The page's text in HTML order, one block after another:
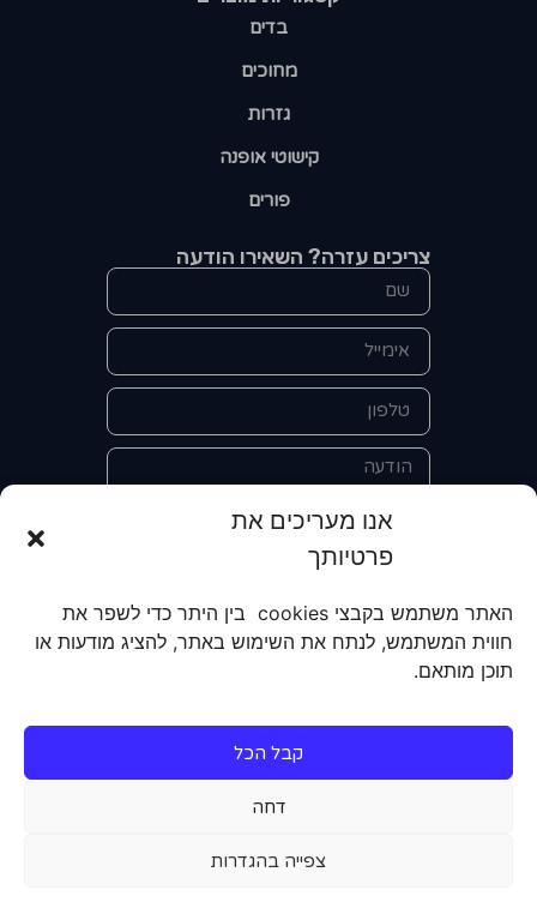
אנו מעריכים את
פרטיותך
האתר משתמש בקבצי cookies בין היתר כדי לשפר את
חווית המשתמש, לנתח את השימוש באתר, להציג מודעות או
תוכן מותאם.
קבל הכל
דחה
צפייה בהגדרות
בדים
מחוכים
גזרות
קישוטי אופנה
פורים
צריכים עזרה? השאירו הודעה
והשימוש בהם כדי ליצור איתי קשר לצורך
קבלת מידע על מוצרים, שירותים, מועדון
לקוחות. אני מודע/ת שאוכל לבטל את
שליחה